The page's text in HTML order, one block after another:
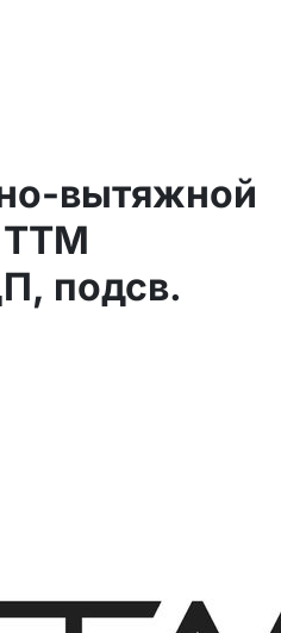
вытяжной
ТТМ
подсв.